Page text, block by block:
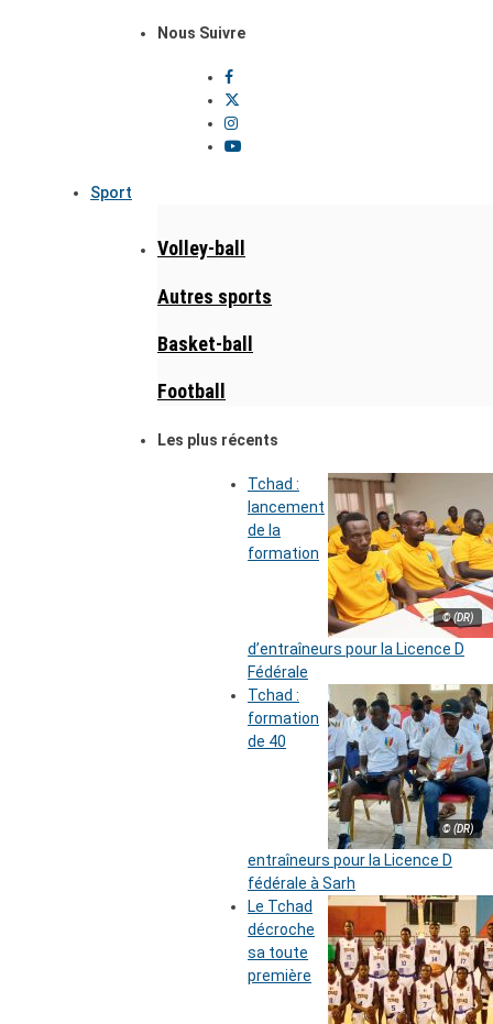
Nous Suivre
Sport
Volley-ball
Autres sports
Basket-ball
Football
Les plus récents
© (DR)
Tchad :
lancement
de la
formation
d’entraîneurs pour la Licence D
Fédérale
© (DR)
Tchad :
formation
de 40
entraîneurs pour la Licence D
fédérale à Sarh
Le Tchad
décroche
sa toute
première